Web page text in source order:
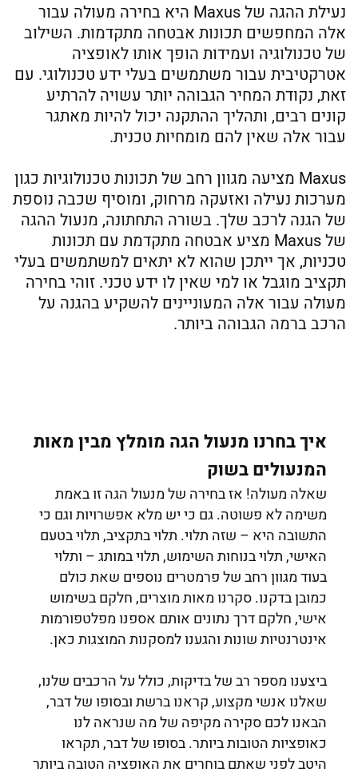
נעילת ההגה של Maxus היא בחירה מעולה עבור
אלה המחפשים תכונות אבטחה מתקדמות. השילוב
של טכנולוגיה ועמידות הופך אותו לאופציה
אטרקטיבית עבור משתמשים בעלי ידע טכנולוגי. עם
זאת, נקודת המחיר הגבוהה יותר עשויה להרתיע
קונים רבים, ותהליך ההתקנה יכול להיות מאתגר
עבור אלה שאין להם מומחיות טכנית.
Maxus מציעה מגוון רחב של תכונות טכנולוגיות כגון
מערכות נעילה ואזעקה מרחוק, ומוסיף שכבה נוספת
של הגנה לרכב שלך. בשורה התחתונה, מנעול ההגה
של Maxus מציע אבטחה מתקדמת עם תכונות
טכניות, אך ייתכן שהוא לא יתאים למשתמשים בעלי
תקציב מוגבל או למי שאין לו ידע טכני. זוהי בחירה
מעולה עבור אלה המעוניינים להשקיע בהגנה על
הרכב ברמה הגבוהה ביותר.
איך בחרנו מנעול הגה מומלץ מבין מאות
המנעולים בשוק
שאלה מעולה! אז בחירה של מנעול הגה זו באמת
משימה לא פשוטה. גם כי יש מלא אפשרויות וגם כי
התשובה היא – שזה תלוי. תלוי בתקציב, תלוי בטעם
האישי, תלוי בנוחות השימוש, תלוי במותג – ותלוי
בעוד מגוון רחב של פרמטרים נוספים שאת כולם
כמובן בדקנו. סקרנו מאות מוצרים, חלקם בשימוש
אישי, חלקם דרך נתונים אותם אספנו מפלטפורמות
אינטרנטיות שונות והגענו למסקנות המוצגות כאן.
ביצענו מספר רב של בדיקות, כולל על הרכבים שלנו,
שאלנו אנשי מקצוע, קראנו ברשת ובסופו של דבר,
הבאנו לכם סקירה מקיפה של מה שנראה לנו
כאופציות הטובות ביותר. בסופו של דבר, תקראו
היטב לפני שאתם בוחרים את האופציה הטובה ביותר